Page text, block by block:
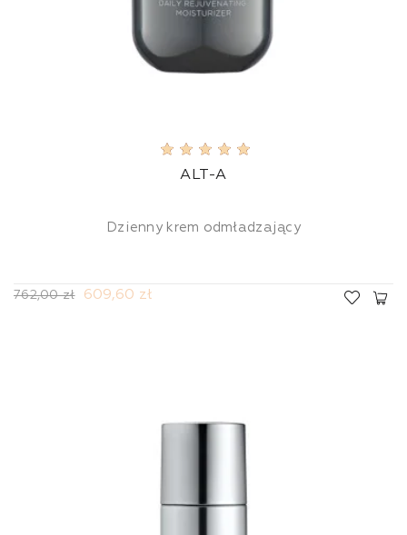
ALT-A
Dzienny krem odmładzający
762,00 zł 609,60 zł